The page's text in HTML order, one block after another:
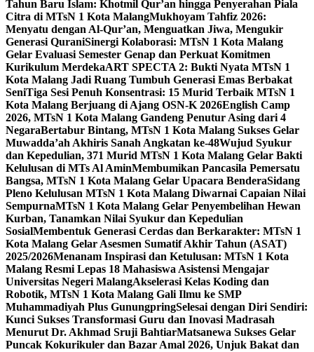
Tahun Baru Islam: Khotmil Qur’an hingga Penyerahan Piala
Citra di MTsN 1 Kota MalangMukhoyam Tahfiz 2026:
Menyatu dengan Al-Qur’an, Menguatkan Jiwa, Mengukir
Generasi QuraniSinergi Kolaborasi: MTsN 1 Kota Malang
Gelar Evaluasi Semester Genap dan Perkuat Komitmen
Kurikulum MerdekaART SPECTA 2: Bukti Nyata MTsN 1
Kota Malang Jadi Ruang Tumbuh Generasi Emas Berbakat
SeniTiga Sesi Penuh Konsentrasi: 15 Murid Terbaik MTsN 1
Kota Malang Berjuang di Ajang OSN-K 2026English Camp
2026, MTsN 1 Kota Malang Gandeng Penutur Asing dari 4
NegaraBertabur Bintang, MTsN 1 Kota Malang Sukses Gelar
Muwadda’ah Akhiris Sanah Angkatan ke-48Wujud Syukur
dan Kepedulian, 371 Murid MTsN 1 Kota Malang Gelar Bakti
Kelulusan di MTs Al AminMembumikan Pancasila Pemersatu
Bangsa, MTsN 1 Kota Malang Gelar Upacara BenderaSidang
Pleno Kelulusan MTsN 1 Kota Malang Diwarnai Capaian Nilai
SempurnaMTsN 1 Kota Malang Gelar Penyembelihan Hewan
Kurban, Tanamkan Nilai Syukur dan Kepedulian
SosialMembentuk Generasi Cerdas dan Berkarakter: MTsN 1
Kota Malang Gelar Asesmen Sumatif Akhir Tahun (ASAT)
2025/2026Menanam Inspirasi dan Ketulusan: MTsN 1 Kota
Malang Resmi Lepas 18 Mahasiswa Asistensi Mengajar
Universitas Negeri MalangAkselerasi Kelas Koding dan
Robotik, MTsN 1 Kota Malang Gali Ilmu ke SMP
Muhammadiyah Plus GunungpringSelesai dengan Diri Sendiri:
Kunci Sukses Transformasi Guru dan Inovasi Madrasah
Menurut Dr. Akhmad Sruji BahtiarMatsanewa Sukses Gelar
Puncak Kokurikuler dan Bazar Amal 2026, Unjuk Bakat dan